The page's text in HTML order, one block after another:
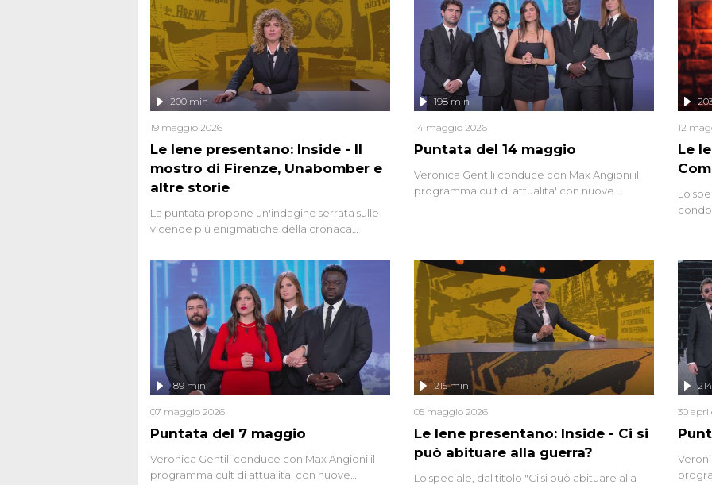
anni. Lo speciale ricostruisce la vicenda
mettendo in fila testimonianze, errori, dettagli
controversi e i protagonisti di un'indagine che
sembra non avere fine.
Le Iene presentano: Inside - Il
mostro di Firenze, Unabomber e
altre storie
200 min
19 maggio 2026
La puntata propone un'indagine serrata sulle
vicende più enigmatiche della cronaca
seriale responsabile di decine di attentati tra
gli anni '90 e il 2000 che, inquietantemente,
potrebbe essere ancora in libertà. Lo speciale
affronta inoltre le zone d'ombra sul Mostro di
Firenze, le cui responsabilità appaiono ancora
oggi avvolte in un groviglio di dubbi mai
chiariti. Nel corso dello speciale anche
l'intervista inedita a Olindo Romano, realizzata
ne...
Puntata del 14 maggio
198 min
14 maggio 2026
Veronica Gentili conduce con Max Angioni il
programma cult di attualita' con nuove
Le
12
Lo
e
Puntata del 7 maggio
189 min
07 maggio 2026
Veronica Gentili conduce con Max Angioni il
programma cult di attualita' con nuove
Le Iene presentano: Inside - Ci si
può abituare alla guerra?
215 min
05 maggio 2026
Lo speciale, dal titolo "Ci si può abituare alla
30